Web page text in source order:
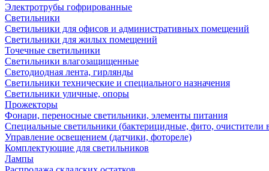
Электротрубы гофрированные
Светильники
Светильники для офисов и административных помещений
Светильники для жилых помещений
Точечные светильники
Светильники влагозащищенные
Светодиодная лента, гирлянды
Светильники технические и специального назначения
Светильники уличные, опоры
Прожекторы
Фонари, переносные светильники, элементы питания
Специальные светильники (бактерицидные, фито, очистители
Управление освещением (датчики, фотореле)
Комплектующие для светильников
Лампы